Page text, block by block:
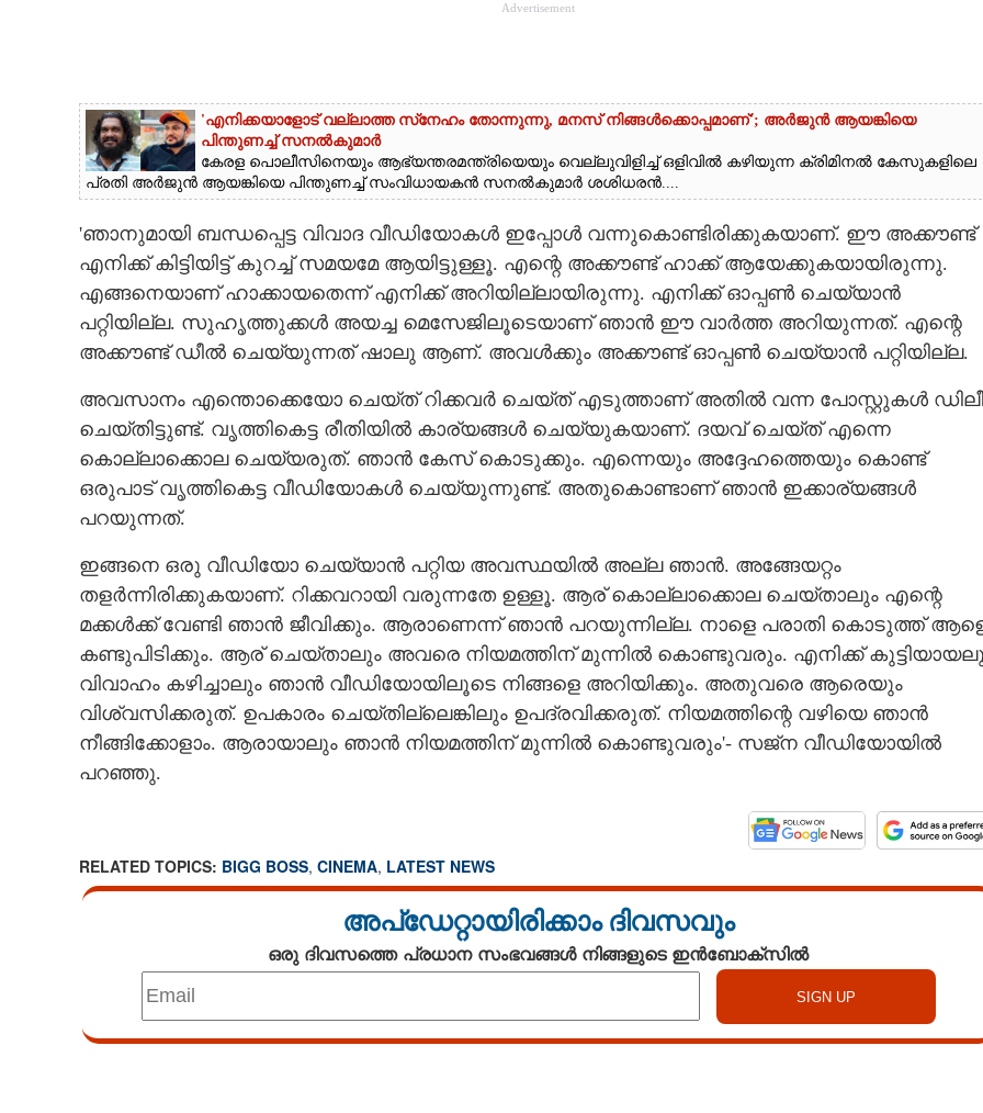
Advertisement
'എനിക്കയാളോട് വല്ലാത്ത സ്‌നേഹം തോന്നുന്നു, മനസ് നിങ്ങൾക്കൊപ്പമാണ്'; അർജുൻ ആയങ്കിയെ
പിന്തുണച്ച് സനൽകുമാർ
കേരള പൊലീസിനെയും ആഭ്യന്തരമന്ത്രിയെയും വെല്ലുവിളിച്ച് ഒളിവിൽ കഴിയുന്ന ക്രിമിനൽ കേസുകളിലെ
പ്രതി അർജുൻ ആയങ്കിയെ പിന്തുണച്ച് സംവിധായകൻ സനൽകുമാർ ശശിധരൻ....
'ഞാനുമായി ബന്ധപ്പെട്ട വിവാദ വീഡിയോകൾ ഇപ്പോൾ വന്നുകൊണ്ടിരിക്കുകയാണ്. ഈ അക്കൗണ്ട്
എനിക്ക് കിട്ടിയിട്ട് കുറച്ച് സമയമേ ആയിട്ടുള്ളൂ. എന്റെ അക്കൗണ്ട് ഹാക്ക് ആയേക്കുകയായിരുന്നു.
എങ്ങനെയാണ് ഹാക്കായതെന്ന് എനിക്ക് അറിയില്ലായിരുന്നു. എനിക്ക് ഓപ്പൺ ചെയ്യാൻ
പറ്റിയില്ല. സുഹൃത്തുക്കൾ അയച്ച മെസേജിലൂടെയാണ് ഞാൻ ഈ വാർത്ത അറിയുന്നത്. എന്റെ
അക്കൗണ്ട് ഡീൽ ചെയ്യുന്നത് ഷാലു ആണ്. അവൾക്കും അക്കൗണ്ട് ഓപ്പൺ ചെയ്യാൻ പറ്റിയില്ല.
അവസാനം എന്തൊക്കെയോ ചെയ്ത് റിക്കവർ ചെയ്ത് എടുത്താണ് അതിൽ വന്ന പോസ്റ്റുകൾ
ചെയ്തിട്ടുണ്ട്. വൃത്തികെട്ട രീതിയിൽ കാര്യങ്ങൾ ചെയ്യുകയാണ്. ദയവ് ചെയ്ത് എന്നെ
കൊല്ലാക്കൊല ചെയ്യരുത്. ഞാൻ കേസ് കൊടുക്കും. എന്നെയും അദ്ദേഹത്തെയും കൊണ്ട്
ഒരുപാട് വൃത്തികെട്ട വീഡിയോകൾ ചെയ്യുന്നുണ്ട്. അതുകൊണ്ടാണ് ഞാൻ ഇക്കാര്യങ്ങൾ
പറയുന്നത്.
ഇങ്ങനെ ഒരു വീഡിയോ ചെയ്യാൻ പറ്റിയ അവസ്ഥയിൽ അല്ല ഞാൻ. അങ്ങേയറ്റം
തളർന്നിരിക്കുകയാണ്. റിക്കവറായി വരുന്നതേ ഉള്ളൂ. ആര് കൊല്ലാക്കൊല ചെയ്താലും എന്റെ
മക്കൾക്ക് വേണ്ടി ഞാൻ ജീവിക്കും. ആരാണെന്ന് ഞാൻ പറയുന്നില്ല. നാളെ പരാതി കൊടുത്ത്
കണ്ടുപിടിക്കും. ആര് ചെയ്താലും അവരെ നിയമത്തിന് മുന്നിൽ കൊണ്ടുവരും. എനിക്ക്
വിവാഹം കഴിച്ചാലും ഞാൻ വീഡിയോയിലൂടെ നിങ്ങളെ അറിയിക്കും. അതുവരെ ആരെയും
വിശ്വസിക്കരുത്. ഉപകാരം ചെയ്തില്ലെങ്കിലും ഉപദ്രവിക്കരുത്. നിയമത്തിന്റെ വഴിയെ ഞാൻ
നീങ്ങിക്കോളാം. ആരായാലും ഞാൻ നിയമത്തിന് മുന്നിൽ കൊണ്ടുവരും'- സജ്ന വീഡിയോയിൽ
പറഞ്ഞു.
RELATED TOPICS: BIGG BOSS, CINEMA, LATEST NEWS
അപ്ഡേറ്റായിരിക്കാം ദിവസവും
ഒരു ദിവസത്തെ പ്രധാന സംഭവങ്ങൾ നിങ്ങളുടെ ഇൻബോക്സിൽ